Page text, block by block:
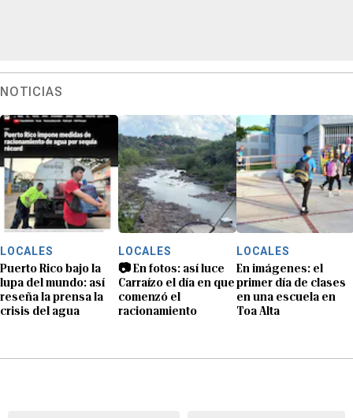
NOTICIAS
LOCALES
Puerto Rico bajo la
lupa del mundo: así
reseña la prensa la
crisis del agua
LOCALES
📷 En fotos: así luce
Carraízo el día en que
comenzó el
racionamiento
LOCALES
En imágenes: el
primer día de clases
en una escuela en
Toa Alta